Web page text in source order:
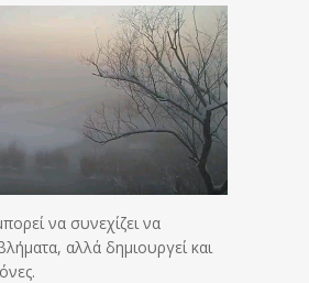
να συνεχίζει να
αλλά δημιουργεί και